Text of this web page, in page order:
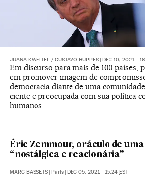
JUANA KWEITEL / GUSTAVO HUPPES DEC 10, 2021 -
Em discurso para mais de 100 países,
em promover imagem de
democracia diante de uma
ciente e preocupada com sua política
humanos
Éric Zemmour, oráculo de
“nostálgica e reacionária”
MARC BASSETS Paris DEC 05, 2021 - 15:24 EST